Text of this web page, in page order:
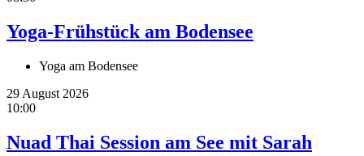
Yoga-Frühstück am Bodensee
Yoga am Bodensee
29 August 2026
10:00
Nuad Thai Session am See mit Sarah